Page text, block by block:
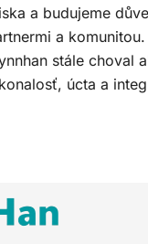
a budujeme
a
stále choval
úcta a